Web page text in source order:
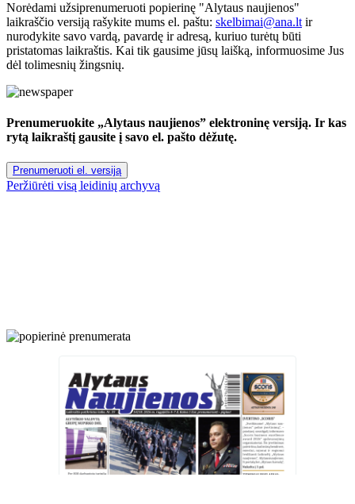
Norėdami užsiprenumeruoti popierinę "Alytaus naujienos"
laikraščio versiją rašykite mums el. paštu: skelbimai@ana.lt ir
nurodykite savo vardą, pavardę ir adresą, kuriuo turėtų būti
pristatomas laikraštis. Kai tik gausime jūsų laišką, informuosime Jus
dėl tolimesnių žingsnių.
Prenumeruokite „Alytaus naujienos” elektroninę versiją. Ir kas
rytą laikraštį gausite į savo el. pašto dėžutę.
Prenumeruoti el. versiją
Peržiūrėti visą leidinių archyvą